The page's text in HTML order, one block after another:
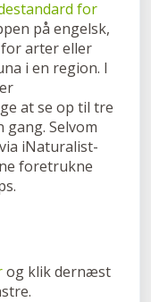
for
på engelsk,
for arter eller
i en region. I
at se op til tre
Selvom
via iNaturalist-
foretrukne
og klik dernæst